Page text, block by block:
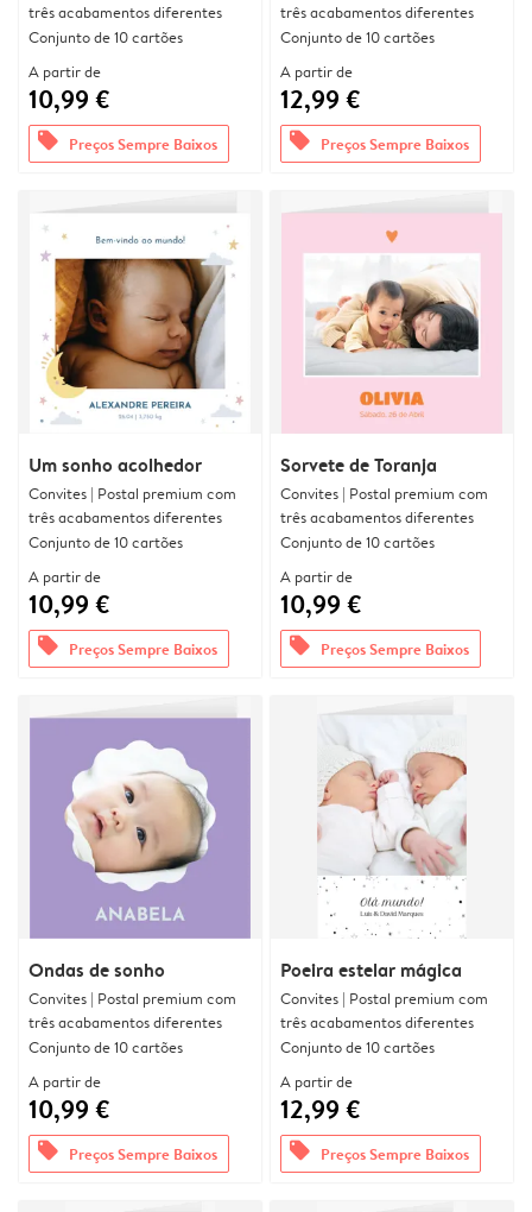
três acabamentos diferentes
Conjunto de 10 cartões
A partir de
10,99 €
offers Preços Sempre Baixos
três acabamentos diferentes
Conjunto de 10 cartões
A partir de
12,99 €
offers Preços Sempre Baixos
Um sonho acolhedor
Convites | Postal premium com
três acabamentos diferentes
Conjunto de 10 cartões
A partir de
10,99 €
offers Preços Sempre Baixos
Sorvete de Toranja
Convites | Postal premium com
três acabamentos diferentes
Conjunto de 10 cartões
A partir de
10,99 €
offers Preços Sempre Baixos
Ondas de sonho
Convites | Postal premium com
três acabamentos diferentes
Conjunto de 10 cartões
A partir de
10,99 €
offers Preços Sempre Baixos
Poeira estelar mágica
Convites | Postal premium com
três acabamentos diferentes
Conjunto de 10 cartões
A partir de
12,99 €
offers Preços Sempre Baixos